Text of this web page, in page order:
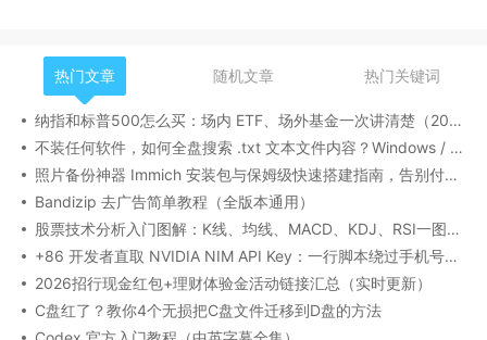
热门文章 随机文章 热门关键词
纳指和标普500怎么买：场内 ETF、场外基金一次讲清楚（2026 最新版）
不装任何软件，如何全盘搜索 .txt 文本文件内容？Windows / Linux / macOS 的命令行指南
照片备份神器 Immich 安装包与保姆级快速搭建指南，告别付费云盘
Bandizip 去广告简单教程（全版本通用）
股票技术分析入门图解：K线、均线、MACD、KDJ、RSI一图看懂
+86 开发者直取 NVIDIA NIM API Key：一行脚本绕过手机号绑定
2026招行现金红包+理财体验金活动链接汇总（实时更新）
C盘红了？教你4个无损把C盘文件迁移到D盘的方法